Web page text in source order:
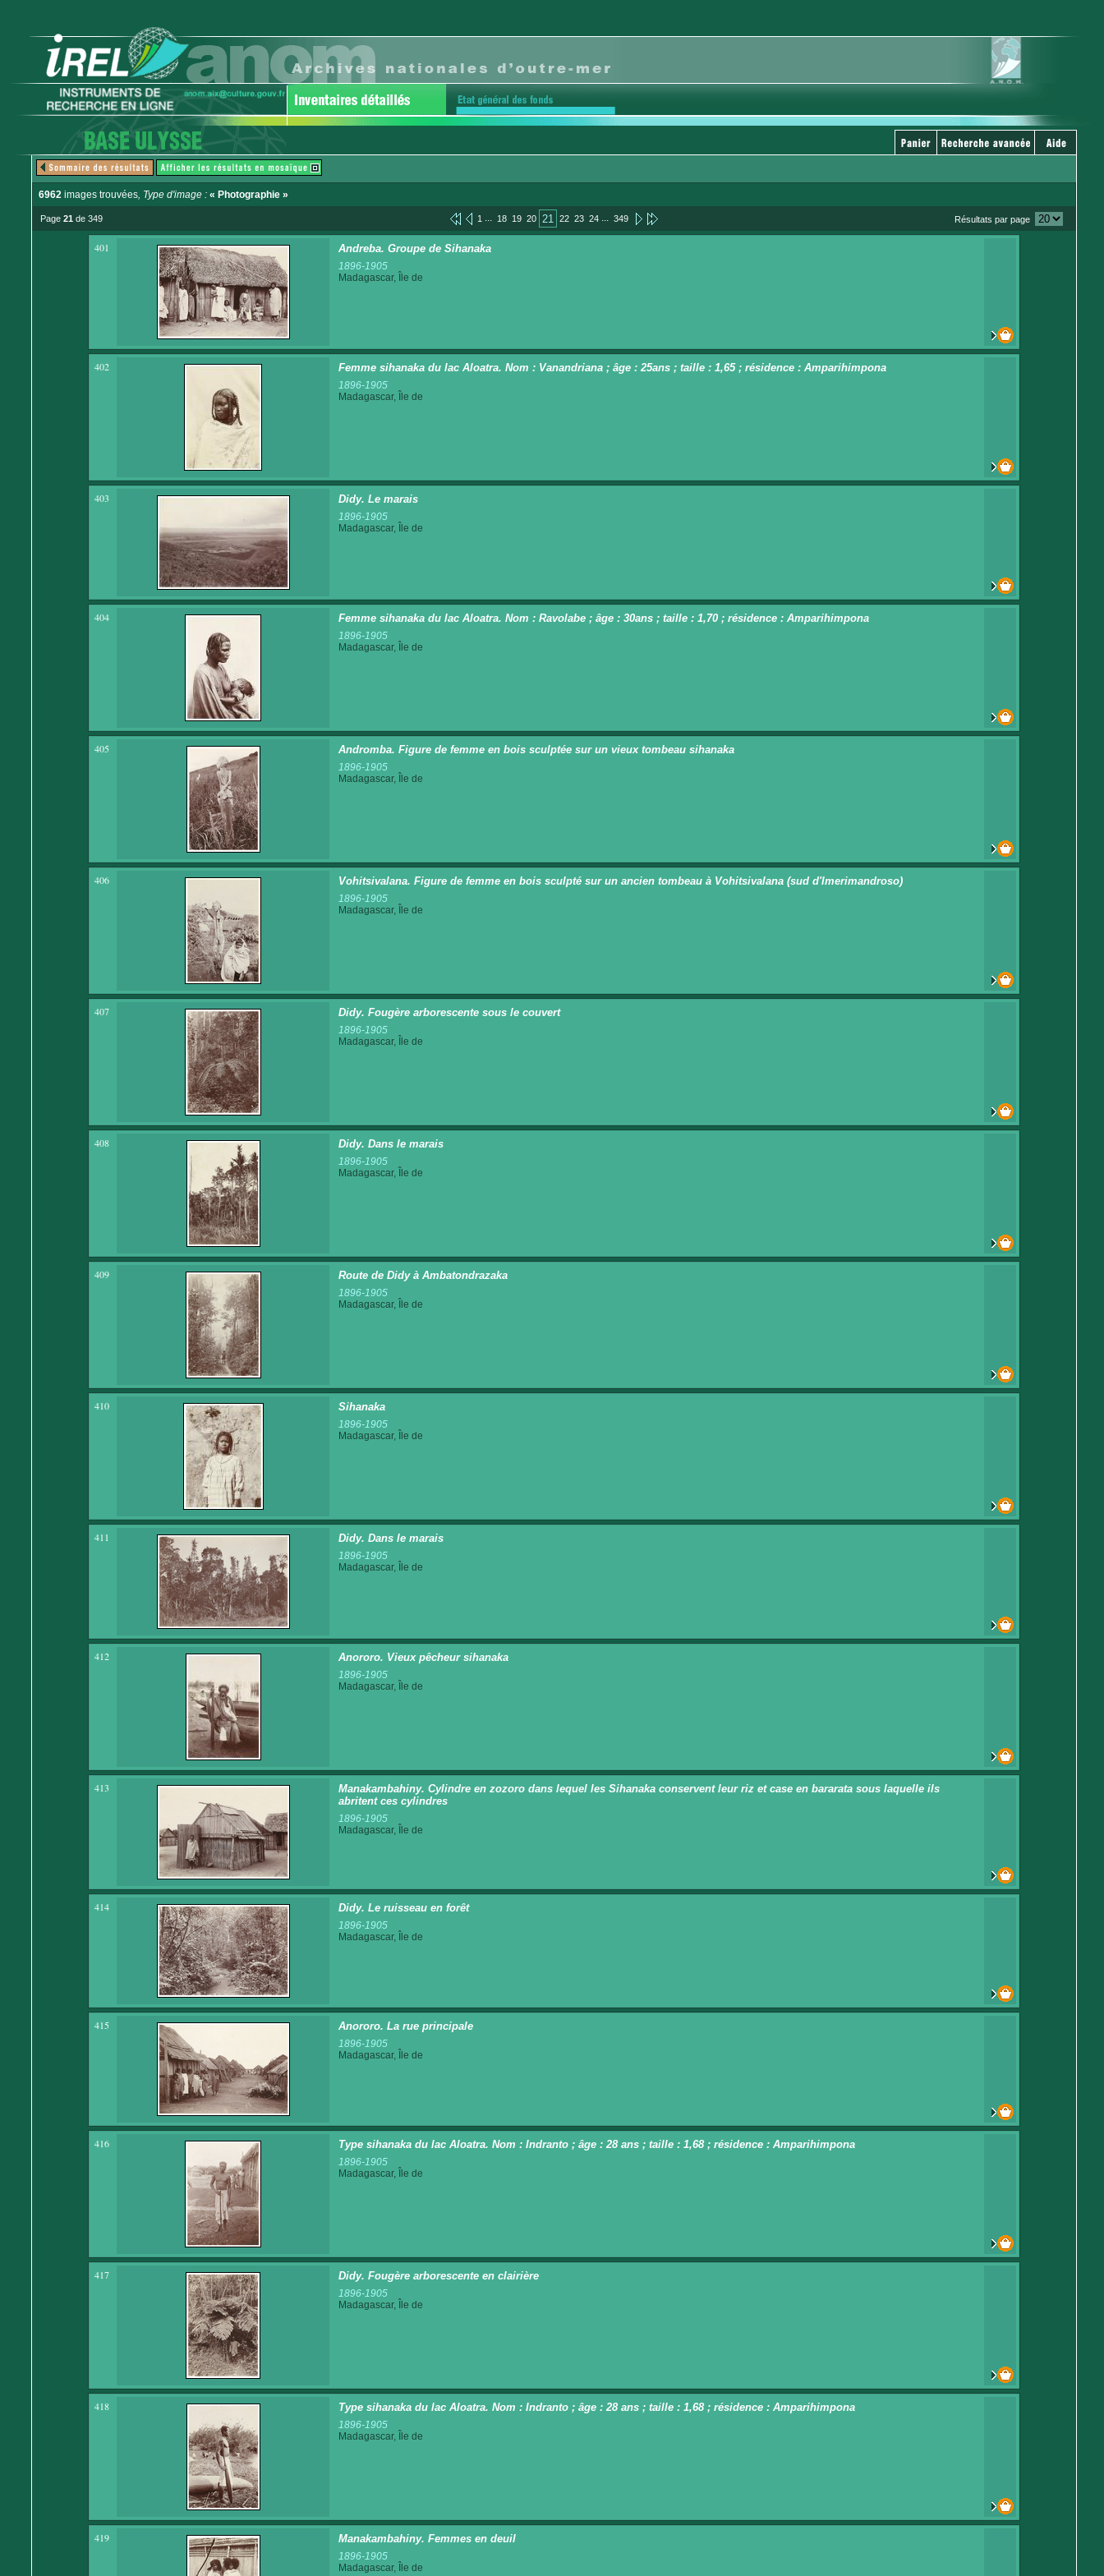
6962 images trouvées, Type d'image : « Photographie »
Page 21 de 349 1 ... 18 19 20 21 22 23 24 ... 349 Résultats par page
401 Andreba. Groupe de Sihanaka
1896-1905
Madagascar, Île de
402 Femme sihanaka du lac Aloatra. Nom : Vanandriana ; âge : 25ans ; taille : 1,65 ; résidence : Amparihimpona
1896-1905
Madagascar, Île de
403 Didy. Le marais
1896-1905
Madagascar, Île de
404 Femme sihanaka du lac Aloatra. Nom : Ravolabe ; âge : 30ans ; taille : 1,70 ; résidence : Amparihimpona
1896-1905
Madagascar, Île de
405 Andromba. Figure de femme en bois sculptée sur un vieux tombeau sihanaka
1896-1905
Madagascar, Île de
406 Vohitsivalana. Figure de femme en bois sculpté sur un ancien tombeau à Vohitsivalana (sud d'Imerimandroso)
1896-1905
Madagascar, Île de
407 Didy. Fougère arborescente sous le couvert
1896-1905
Madagascar, Île de
408 Didy. Dans le marais
1896-1905
Madagascar, Île de
409 Route de Didy à Ambatondrazaka
1896-1905
Madagascar, Île de
410 Sihanaka
1896-1905
Madagascar, Île de
411 Didy. Dans le marais
1896-1905
Madagascar, Île de
412 Anororo. Vieux pêcheur sihanaka
1896-1905
Madagascar, Île de
413
Manakambahiny. Cylindre en zozoro dans lequel les Sihanaka conservent leur riz et case en bararata sous laquelle ils
abritent ces cylindres
1896-1905
Madagascar, Île de
414 Didy. Le ruisseau en forêt
1896-1905
Madagascar, Île de
415 Anororo. La rue principale
1896-1905
Madagascar, Île de
416 Type sihanaka du lac Aloatra. Nom : Indranto ; âge : 28 ans ; taille : 1,68 ; résidence : Amparihimpona
1896-1905
Madagascar, Île de
417 Didy. Fougère arborescente en clairière
1896-1905
Madagascar, Île de
418 Type sihanaka du lac Aloatra. Nom : Indranto ; âge : 28 ans ; taille : 1,68 ; résidence : Amparihimpona
1896-1905
Madagascar, Île de
419 Manakambahiny. Femmes en deuil
1896-1905
Madagascar, Île de